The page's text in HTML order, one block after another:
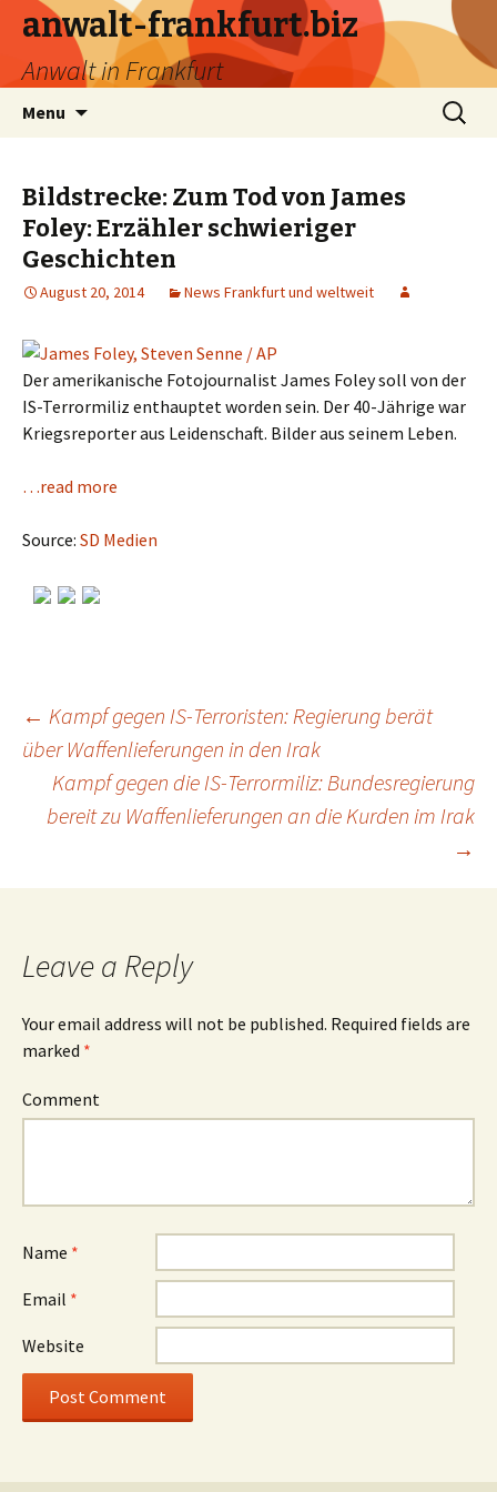
anwalt-frankfurt.biz
Anwalt in Frankfurt
Menu
Search
for:
Bildstrecke: Zum Tod von James
Foley: Erzähler schwieriger
Geschichten
August 20, 2014 News Frankfurt und weltweit
Der amerikanische Fotojournalist James Foley soll von der
IS-Terrormiliz enthauptet worden sein. Der 40-Jährige war
Kriegsreporter aus Leidenschaft. Bilder aus seinem Leben.
…read more
Source: SD Medien
Post
navigation
← Kampf gegen IS-Terroristen: Regierung berät
über Waffenlieferungen in den Irak
Kampf gegen die IS-Terrormiliz: Bundesregierung
bereit zu Waffenlieferungen an die Kurden im Irak
→
Leave a Reply
Your email address will not be published. Required fields are
marked *
Comment
Name *
Email *
Website